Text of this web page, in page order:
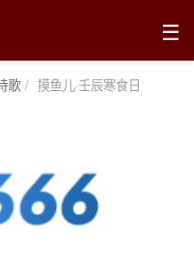
☰
歌 / 摸鱼儿·壬辰寒食日